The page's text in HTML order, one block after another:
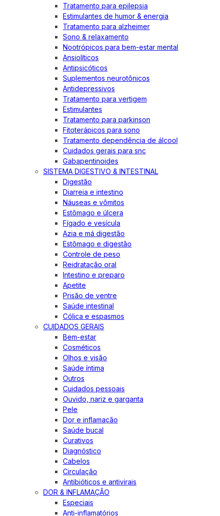
Tratamento para epilepsia
Estimulantes de humor & energia
Tratamento para alzheimer
Sono & relaxamento
Nootrópicos para bem-estar mental
Ansiolíticos
Antipsicóticos
Suplementos neurotônicos
Antidepressivos
Tratamento para vertigem
Estimulantes
Tratamento para parkinson
Fitoterápicos para sono
Tratamento dependência de álcool
Cuidados gerais para snc
Gabapentinoides
SISTEMA DIGESTIVO & INTESTINAL
Digestão
Diarreia e intestino
Náuseas e vômitos
Estômago e úlcera
Fígado e vesícula
Azia e má digestão
Estômago e digestão
Controle de peso
Reidratação oral
Intestino e preparo
Apetite
Prisão de ventre
Saúde intestinal
Cólica e espasmos
CUIDADOS GERAIS
Bem-estar
Cosméticos
Olhos e visão
Saúde íntima
Outros
Cuidados pessoais
Ouvido, nariz e garganta
Pele
Dor e inflamação
Saúde bucal
Curativos
Diagnóstico
Cabelos
Circulação
Antibióticos e antivirais
DOR & INFLAMAÇÃO
Especiais
Anti-inflamatórios